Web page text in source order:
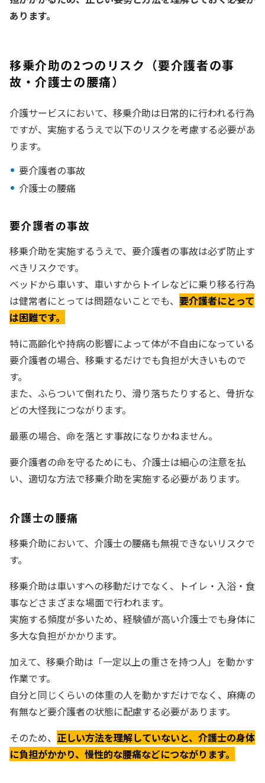
あります。
移乗介助の2つのリスク（要介護者の事
故・介護士の腰痛）
介護サービスにおいて、移乗介助は日常的に行われる行為
ですが、実施するうえで以下のリスクを考慮する必要があ
ります。
要介護者の事故
介護士の腰痛
要介護者の事故
移乗介助を実施するうえで、要介護者の事故は必ず防止す
べきリスクです。
ベッドから車いす、車いすからトイレなどに乗り移る行為
は健常者にとっては問題ないことでも、 要介護者にとって
は困難です。
特に高齢化や持病の影響によって体が不自由になっている
要介護者の場合、移乗するだけでも負担が大きいもので
す。
また、ふらついて倒れたり、滑り落ちたりすると、骨折な
どの大怪我につながります。
最悪の場合、命を落とす事故になりかねません。
要介護者の命を守るためにも、介護士は細心の注意を払
い、適切な方法で移乗介助を実施する必要があります。
介護士の腰痛
移乗介助において、介護士の腰痛も無視できないリスクで
す。
移乗介助は車いすへの移動だけでなく、トイレ・入浴・食
事などさまざまな場面で行われます。
実施する頻度が多いため、経験値が高い介護士でも身体に
多大な負担がかかります。
加えて、移乗介助は「一定以上の重さを持つ人」を動かす
作業です。
自分と同じくらいの体重の人を動かすだけでなく、麻痺の
有無など要介護者の状態に配慮する必要があります。
そのため、 正しい方法を理解していないと、介護士の身体
に負担がかかり、慢性的な腰痛などにつながります。